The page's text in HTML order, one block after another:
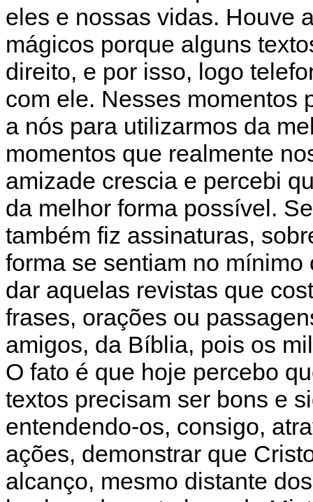
eles e nossas vidas. Houve
mágicos porque alguns
direito, e por isso, logo
com ele. Nesses momentos
a nós para utilizarmos da
momentos que realmente
amizade crescia e percebi
da melhor forma possível.
também fiz assinaturas,
forma se sentiam no
dar aquelas revistas que
frases, orações ou
amigos, da Bíblia, pois os
O fato é que hoje percebo
textos precisam ser bons e
entendendo-os, consigo,
ações, demonstrar que
alcanço, mesmo distante